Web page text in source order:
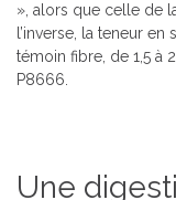
», alors que celle de
l’inverse, la teneur
témoin fibre, de 1,5 à
P8666.
Une